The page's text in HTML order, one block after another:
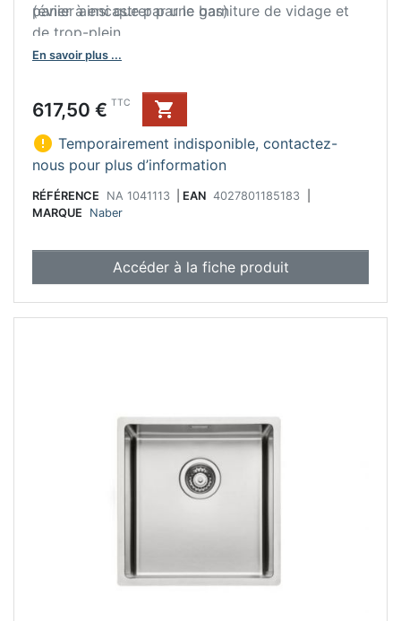
panier ainsi que par une garniture de vidage et
de trop-plein.
(évier à encastrer par le bas)
En savoir plus ...
Prix
617,50 € TTC

 Temporairement indisponible, contactez-
nous pour plus d’information
RÉFÉRENCE NA 1041113 EAN 4027801185183
MARQUE
Naber
Accéder à la fiche produit